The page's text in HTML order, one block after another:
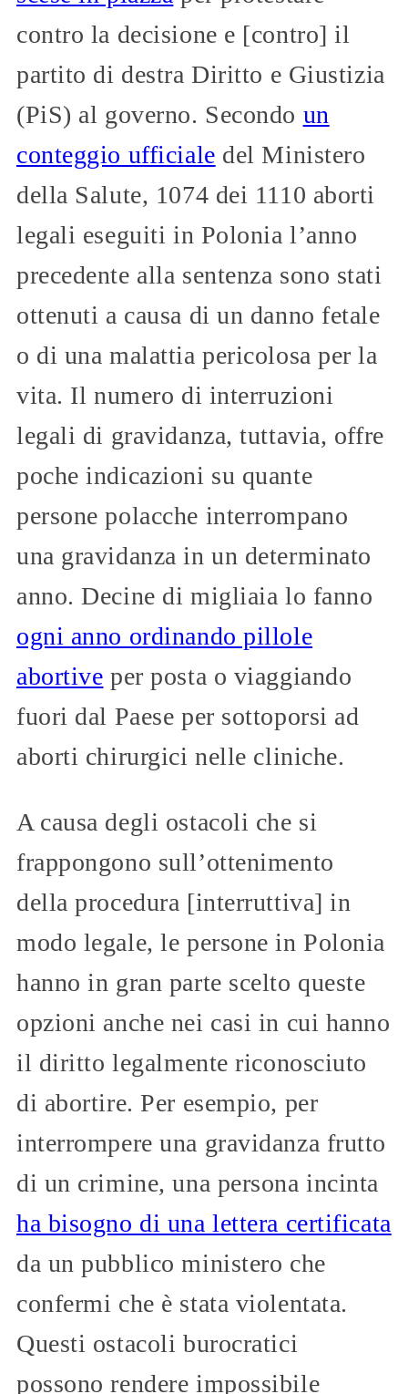
contro la decisione e [contro] il
partito di destra Diritto e Giustizia
(PiS) al governo. Secondo un
conteggio ufficiale del Ministero
della Salute, 1074 dei 1110 aborti
legali eseguiti in Polonia l’anno
precedente alla sentenza sono stati
ottenuti a causa di un danno fetale
o di una malattia pericolosa per la
vita. Il numero di interruzioni
legali di gravidanza, tuttavia, offre
poche indicazioni su quante
persone polacche interrompano
una gravidanza in un determinato
anno. Decine di migliaia lo fanno
ogni anno ordinando pillole
abortive per posta o viaggiando
fuori dal Paese per sottoporsi ad
aborti chirurgici nelle cliniche.
A causa degli ostacoli che si
frappongono sull’ottenimento
della procedura [interruttiva] in
modo legale, le persone in Polonia
hanno in gran parte scelto queste
opzioni anche nei casi in cui hanno
il diritto legalmente riconosciuto
di abortire. Per esempio, per
interrompere una gravidanza frutto
di un crimine, una persona incinta
ha bisogno di una lettera certificata
da un pubblico ministero che
confermi che è stata violentata.
Questi ostacoli burocratici
possono rendere impossibile